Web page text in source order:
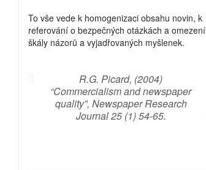
To vše vede k homogenizaci obsahu novin, k
referování o bezpečných otázkách a omezení
škály názorů a vyjadřovaných myšlenek.
R.G. Picard, (2004)
“Commercialism and newspaper
quality”, Newspaper Research
Journal 25 (1) 54-65.